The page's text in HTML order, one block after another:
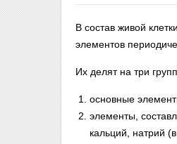
В состав живой
элементов
Их делят на три
основные
элементы,
кальций, натрий